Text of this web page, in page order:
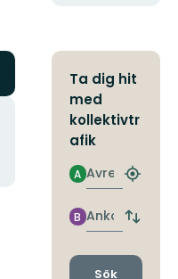
Ta dig hit
med
kollektivtr
afik
Avresa
A
Hitta
Ankomst
B
Byt
och
Sök